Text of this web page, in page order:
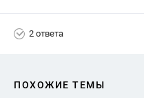
2 ответа
ПОХОЖИЕ ТЕМЫ